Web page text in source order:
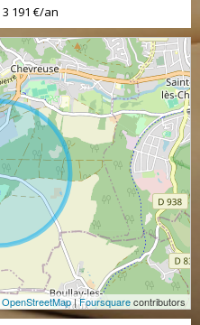
3 191 €/an
OpenStreetMap|Foursquarecontributors